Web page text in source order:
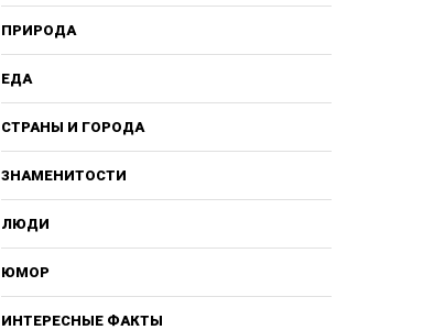
ПРИРОДА
ЕДА
СТРАНЫ И ГОРОДА
ЗНАМЕНИТОСТИ
ЛЮДИ
ЮМОР
ИНТЕРЕСНЫЕ ФАКТЫ